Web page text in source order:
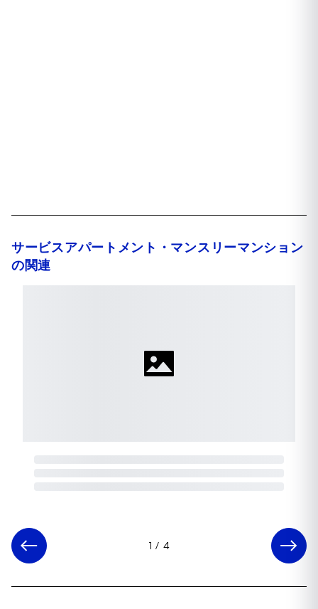
サービスアパートメント・マンスリーマンション
の関連
1 / 4